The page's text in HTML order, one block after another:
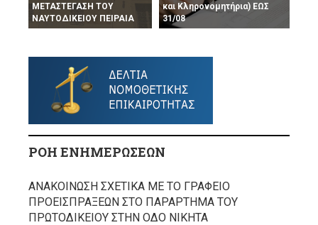
ΜΕΤΑΣΤΕΓΑΣΗ ΤΟΥ
ΝΑΥΤΟΔΙΚΕΙΟΥ ΠΕΙΡΑΙΑ
και Κληρονομητήρια) ΕΩΣ
31/08
ΡΟΗ ΕΝΗΜΕΡΩΣΕΩΝ
ΑΝΑΚΟΙΝΩΣΗ ΣΧΕΤΙΚΑ ΜΕ ΤΟ ΓΡΑΦΕΙΟ
ΠΡΟΕΙΣΠΡΑΞΕΩΝ ΣΤΟ ΠΑΡΑΡΤΗΜΑ ΤΟΥ
ΠΡΩΤΟΔΙΚΕΙΟΥ ΣΤΗΝ ΟΔΟ ΝΙΚΗΤΑ